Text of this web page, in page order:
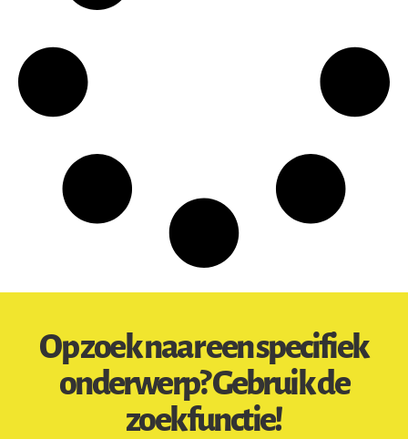
Op zoek naar een specifiek
onderwerp? Gebruik de
zoekfunctie!